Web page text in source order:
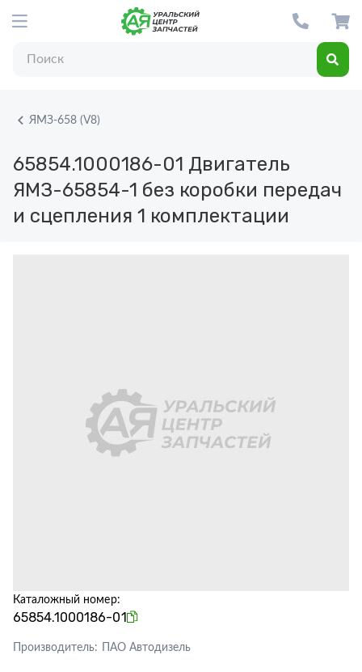
ЯМЗ-658 (V8)
65854.1000186-01 Двигатель
ЯМЗ-65854-1 без коробки передач
и сцепления 1 комплектации
Каталожный номер:
65854.1000186-01
Производитель: ПАО Автодизель